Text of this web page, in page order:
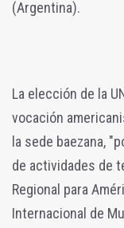
(Argentina).
La elección de la
vocación
la sede baezana,
de actividades de
Regional para
Internacional de